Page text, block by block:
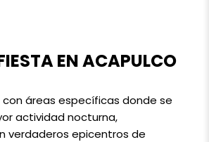
EN ACAPULCO
áreas específicas donde se
actividad nocturna,
verdaderos epicentros de